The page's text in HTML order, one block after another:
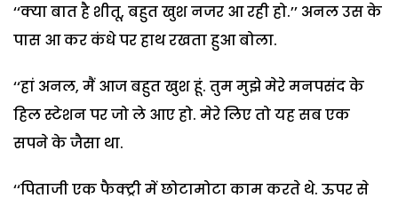
‘‘क्या बात है शीतू, बहुत खुश नजर आ रही हो.’’ अनल उस के
पास आ कर कंधे पर हाथ रखता हुआ बोला.
‘‘हां अनल, मैं आज बहुत खुश हूं. तुम मुझे मेरे मनपसंद के
हिल स्टेशन पर जो ले आए हो. मेरे लिए तो यह सब एक
सपने के जैसा था.
‘‘पिताजी एक फैक्ट्री में छोटामोटा काम करते थे. ऊपर से